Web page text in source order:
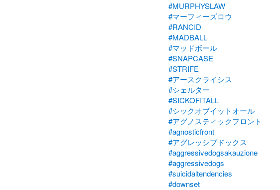
#MURPHYSLAW
#マーフィーズロウ
#RANCID
#MADBALL
#マッドボール
#SNAPCASE
#STRIFE
#アースクライシス
#シェルター
#SICKOFITALL
#シックオブイットオール
#アグノスティックフロント
#agnosticfront
#アグレッシブドックス
#aggressivedogsakauzione
#aggressivedogs
#suicidaltendencies
#downset